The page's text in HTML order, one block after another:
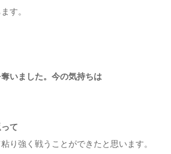
す。
いました。今の気持ちは
て
り強く戦うことができたと思います。